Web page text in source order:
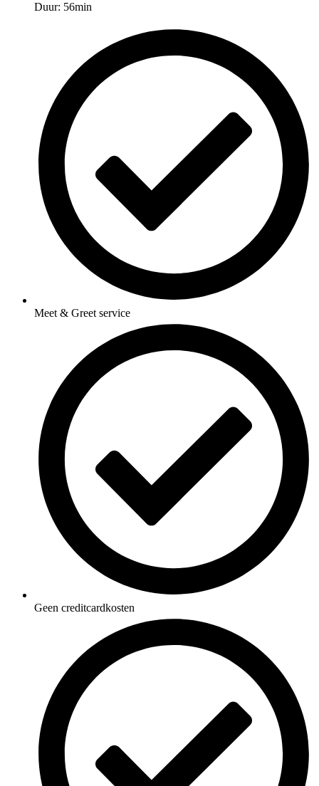
Duur: 56min
Meet & Greet service
Geen creditcardkosten